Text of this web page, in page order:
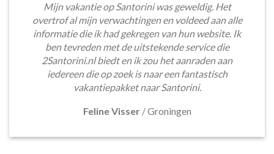
Mijn vakantie op Santorini was geweldig. Het
overtrof al mijn verwachtingen en voldeed aan alle
informatie die ik had gekregen van hun website. Ik
ben tevreden met de uitstekende service die
2Santorini.nl biedt en ik zou het aanraden aan
iedereen die op zoek is naar een fantastisch
vakantiepakket naar Santorini.
Feline Visser /Groningen